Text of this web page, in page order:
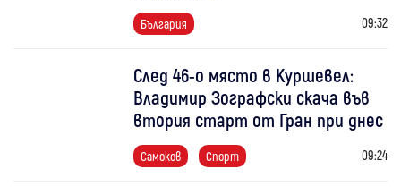
България 09:32
След 46-о място в Куршевел:
Владимир Зографски скача във
втория старт от Гран при днес
Самоков Спорт 09:24